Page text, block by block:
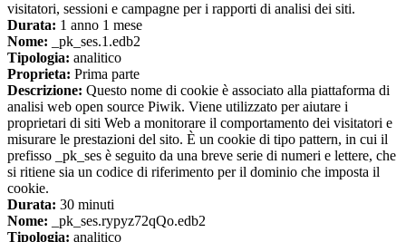
visitatori, sessioni e campagne per i rapporti di analisi dei siti.
Durata: 1 anno 1 mese
Nome: _pk_ses.1.edb2
Tipologia: analitico
Proprieta: Prima parte
Descrizione: Questo nome di cookie è associato alla piattaforma di
analisi web open source Piwik. Viene utilizzato per aiutare i
proprietari di siti Web a monitorare il comportamento dei visitatori e
misurare le prestazioni del sito. È un cookie di tipo pattern, in cui il
prefisso _pk_ses è seguito da una breve serie di numeri e lettere, che
si ritiene sia un codice di riferimento per il dominio che imposta il
cookie.
Durata: 30 minuti
Nome: _pk_ses.rypyz72qQo.edb2
Tipologia: analitico